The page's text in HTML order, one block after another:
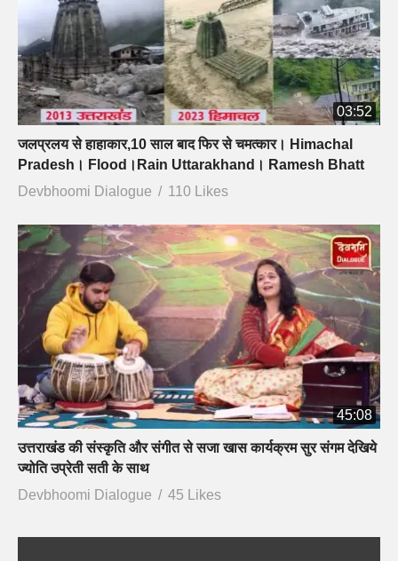
03:52
जलप्रलय से हाहाकार,10 साल बाद फिर से चमत्कार। Himachal
Pradesh। Flood।Rain Uttarakhand। Ramesh Bhatt
Devbhoomi Dialogue
110 Likes
45:08
उत्तराखंड की संस्कृति और संगीत से सजा खास कार्यक्रम सुर संगम देखिये
ज्योति उप्रेती सती के साथ
Devbhoomi Dialogue
45 Likes